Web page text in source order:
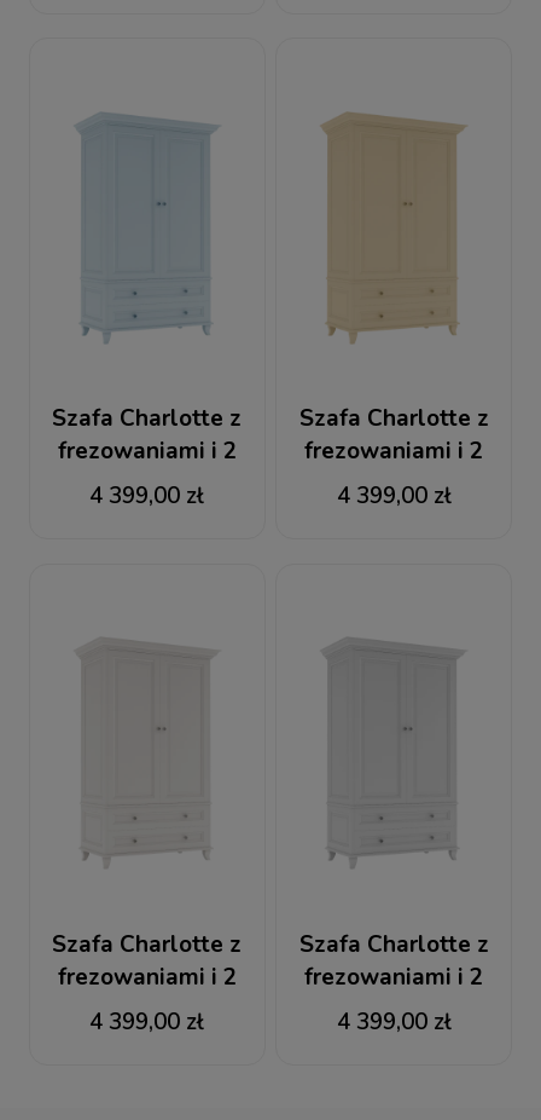
Szafa Charlotte z
frezowaniami i 2
dolnymi szufladami
4 399,00 zł
Szafa Charlotte z
frezowaniami i 2
dolnymi szufladami
4 399,00 zł
Szafa Charlotte z
frezowaniami i 2
dolnymi szufladami
kolor kości słoniowej
4 399,00 zł
Szafa Charlotte z
frezowaniami i 2
dolnymi szufladami
szara
4 399,00 zł